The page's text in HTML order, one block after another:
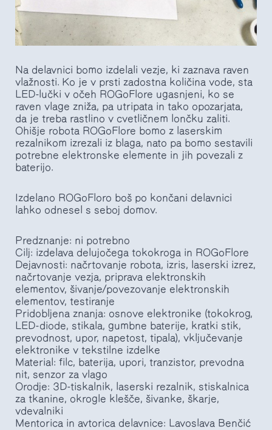
Na delavnici bomo izdelali vezje, ki zaznava raven
vlažnosti. Ko je v prsti zadostna količina vode, sta
LED-lučki v očeh ROGoFlore ugasnjeni, ko se
raven vlage zniža, pa utripata in tako opozarjata,
da je treba rastlino v cvetličnem lončku zaliti.
Ohišje robota ROGoFlore bomo z laserskim
rezalnikom izrezali iz blaga, nato pa bomo sestavili
potrebne elektronske elemente in jih povezali z
baterijo.
Izdelano ROGoFloro boš po končani delavnici
lahko odnesel s seboj domov.
Predznanje: ni potrebno
Cilj: izdelava delujočega tokokroga in ROGoFlore
Dejavnosti: načrtovanje robota, izris, laserski izrez,
načrtovanje vezja, priprava elektronskih
elementov, šivanje/povezovanje elektronskih
elementov, testiranje
Pridobljena znanja: osnove elektronike (tokokrog,
LED-diode, stikala, gumbne baterije, kratki stik,
prevodnost, upor, napetost, tipala), vključevanje
elektronike v tekstilne izdelke
Material: filc, baterija, upori, tranzistor, prevodna
nit, senzor za vlago
Orodje: 3D-tiskalnik, laserski rezalnik, stiskalnica
za tkanine, okrogle klešče, šivanke, škarje,
vdevalniki
Mentorica in avtorica delavnice: Lavoslava Benčić